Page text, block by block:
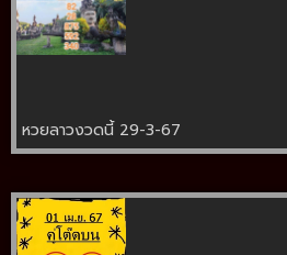
หวยลาวงวดนี้ 29-3-67